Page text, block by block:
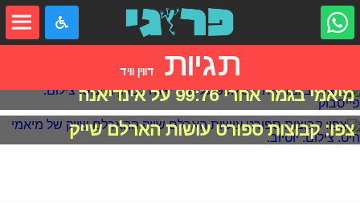
תגיות דווין וויד
מיאמי בגמר אחרי 99:76 על אינדיאנה
צפו: קבוצות ספורט עושות הארלם שייק